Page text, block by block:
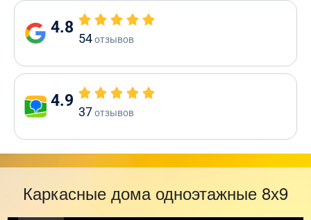
4.8
54отзывов
4.9
37отзывов
Каркасные дома одноэтажные 8х9